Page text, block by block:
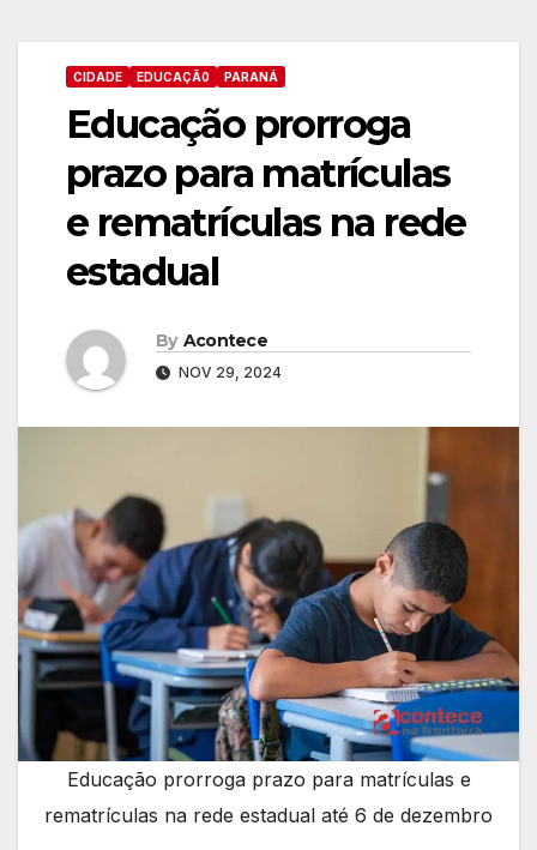
CIDADE EDUCAÇÃ0 PARANÁ
Educação prorroga
prazo para matrículas
e rematrículas na rede
estadual
By Acontece
NOV 29, 2024
Educação prorroga prazo para matrículas e
rematrículas na rede estadual até 6 de dezembro